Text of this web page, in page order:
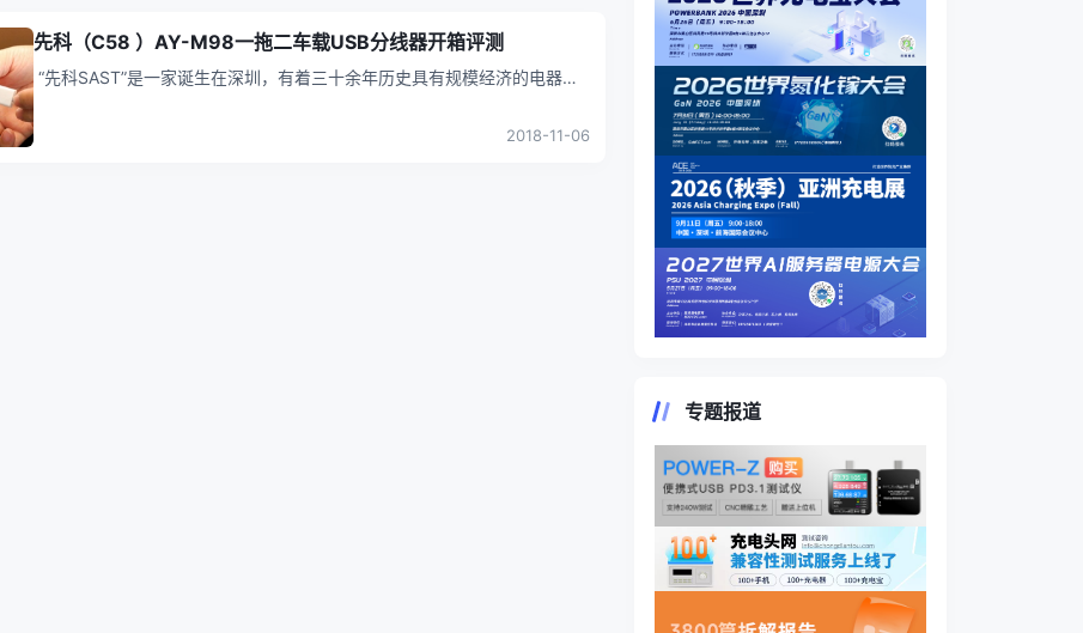
先科（C58 ）AY-M98一拖二车载USB分线器开箱评测
“先科SAST”是一家诞生在深圳，有着三十余年历史具有规模经济的电器产
2018-11-06
专题报道